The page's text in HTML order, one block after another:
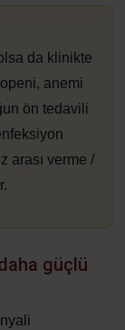
da klinikte
anemi
ön tedavili
arası verme /
güçlü